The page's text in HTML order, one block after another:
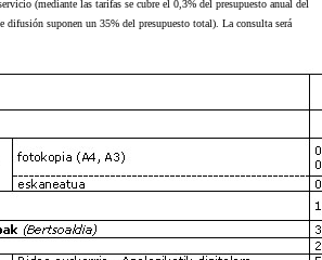
(mediante las tarifas se cubre el 0,3% del presupuesto anual del
difusión suponen un 35% del presupuesto total). La consulta será